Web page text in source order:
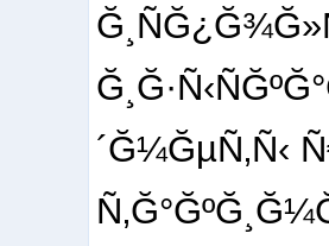
´Ğ¼ĞµÑ‚Ñ‹